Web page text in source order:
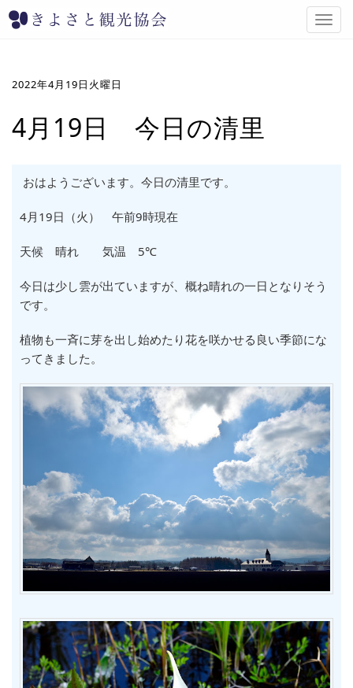
T
o
2022年4月19日火曜日
4月19日 今日の清里
おはようございます。今日の清里です。
4月19日（火） 午前9時現在
天候 晴れ 気温 5℃
今日は少し雲が出ていますが、概ね晴れの一日となりそう
です。
植物も一斉に芽を出し始めたり花を咲かせる良い季節にな
ってきました。